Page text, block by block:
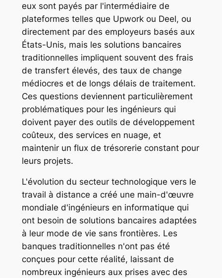
eux sont payés par l'intermédiaire de
plateformes telles que Upwork ou Deel, ou
directement par des employeurs basés aux
États-Unis, mais les solutions bancaires
traditionnelles impliquent souvent des frais
de transfert élevés, des taux de change
médiocres et de longs délais de traitement.
Ces questions deviennent particulièrement
problématiques pour les ingénieurs qui
doivent payer des outils de développement
coûteux, des services en nuage, et
maintenir un flux de trésorerie constant pour
leurs projets.
L'évolution du secteur technologique vers le
travail à distance a créé une main-d'œuvre
mondiale d'ingénieurs en informatique qui
ont besoin de solutions bancaires adaptées
à leur mode de vie sans frontières. Les
banques traditionnelles n'ont pas été
conçues pour cette réalité, laissant de
nombreux ingénieurs aux prises avec des